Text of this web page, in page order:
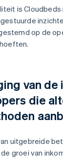
is
op de
van de
die
uitgebreide
groei van